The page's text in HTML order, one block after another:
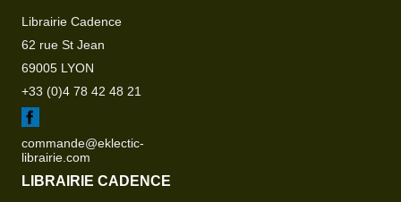
Librairie Cadence
62 rue St Jean
69005 LYON
+33 (0)4 78 42 48 21
commande@eklectic-
librairie.com
LIBRAIRIE CADENCE